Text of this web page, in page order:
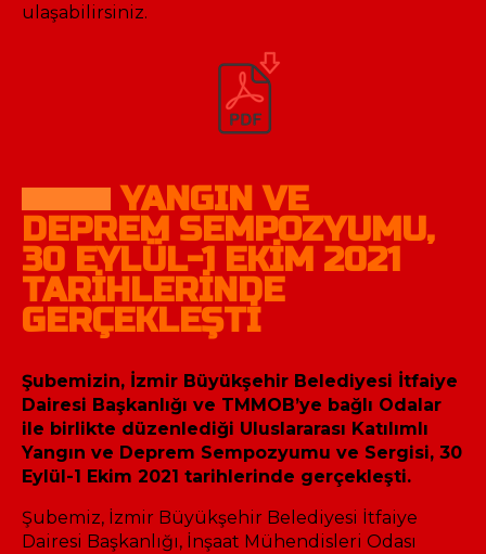
ulaşabilirsiniz.
YANGIN VE
DEPREM SEMPOZYUMU,
30 EYLÜL-1 EKİM 2021
TARİHLERİNDE
GERÇEKLEŞTİ
Şubemizin, İzmir Büyükşehir Belediyesi İtfaiye
Dairesi Başkanlığı ve TMMOB’ye bağlı Odalar
ile birlikte düzenlediği Uluslararası Katılımlı
Yangın ve Deprem Sempozyumu ve Sergisi, 30
Eylül-1 Ekim 2021 tarihlerinde gerçekleşti.
Şubemiz, İzmir Büyükşehir Belediyesi İtfaiye
Dairesi Başkanlığı, İnşaat Mühendisleri Odası